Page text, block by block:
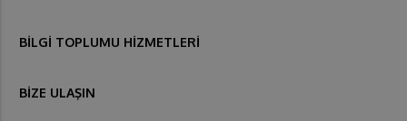
BİLGİ TOPLUMU HİZMETLERİ
BİZE ULAŞIN